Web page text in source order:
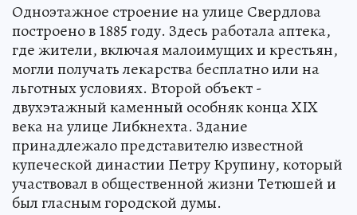
Одноэтажное строение на улице Свердлова
построено в 1885 году. Здесь работала аптека,
где жители, включая малоимущих и крестьян,
могли получать лекарства бесплатно или на
льготных условиях. Второй объект -
двухэтажный каменный особняк конца XIX
века на улице Либкнехта. Здание
принадлежало представителю известной
купеческой династии Петру Крупину, который
участвовал в общественной жизни Тетюшей и
был гласным городской думы.